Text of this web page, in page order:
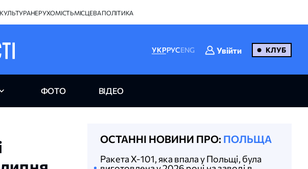
КУЛЬТУРАНЕРУХОМІСТЬМІСЦЕВА ПОЛІТИКА
УКРРУСENG Увійти КЛУБ
ФОТО ВІДЕО
ОСТАННІ НОВИНИ ПРО: ПОЛЬЩА
Ракета Х-101, яка впала у Польщі, була